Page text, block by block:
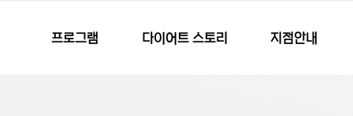
프로그램 다이어트 스토리 지점안내